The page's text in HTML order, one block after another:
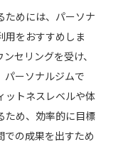
ためには、パーソナ
用をおすすめしま
セリングを受け、
パーソナルジムで
ットネスレベルや体
ため、効率的に目標
での成果を出すため